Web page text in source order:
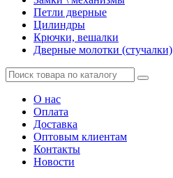
Петли дверные
Цилиндры
Крючки, вешалки
Дверные молотки (стучалки)
О нас
Оплата
Доставка
Оптовым клиентам
Контакты
Новости